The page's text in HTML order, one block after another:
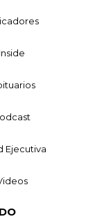
Inside
Ejecutiva